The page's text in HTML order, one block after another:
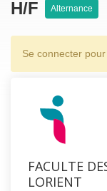
H/F
Alternance
Se connecter
FACULTE
LORIENT